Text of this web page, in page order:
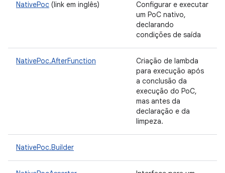
NativePoc (link em inglês)
Configurar e executar
um PoC nativo,
declarando
condições de saída
NativePoc.AfterFunction
Criação de lambda
para execução após
a conclusão da
execução do PoC,
mas antes da
declaração e da
limpeza.
NativePoc.Builder